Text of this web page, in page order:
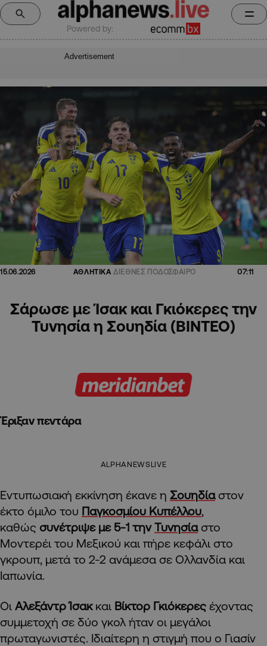
Powered by:
Advertisement
15.06.2026 ΑΘΛΗΤΙΚΑ ΔΙΕΘΝΕΣ ΠΟΔΟΣΦΑΙΡΟ 07:11
Σάρωσε με Ίσακ και Γκιόκερες την
Τυνησία η Σουηδία (ΒΙΝΤΕΟ)
Έριξαν πεντάρα
ALPHANEWSLIVE
Eντυπωσιακή εκκίνηση έκανε η Σουηδία στον
έκτο όμιλο του Παγκοσμίου Κυπέλλου,
καθώς συνέτριψε με 5-1 τηνΤυνησίαστο
Μοντερέι του Μεξικού και πήρε κεφάλι στο
γκρουπ, μετά το 2-2 ανάμεσα σε Ολλανδία και
Ιαπωνία.
Οι Αλεξάντρ Ίσακκαι Βίκτορ Γκιόκερες έχοντας
συμμετοχή σε δύο γκολ ήταν οι μεγάλοι
πρωταγωνιστές. Ιδιαίτερη η στιγμή που ο Γιασίν